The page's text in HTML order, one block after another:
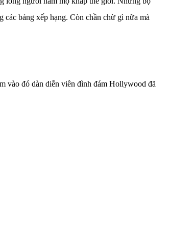
bảng xếp hạng. Còn chần chừ gì nữa mà
vào đó dàn diễn viên đình đám Hollywood đã